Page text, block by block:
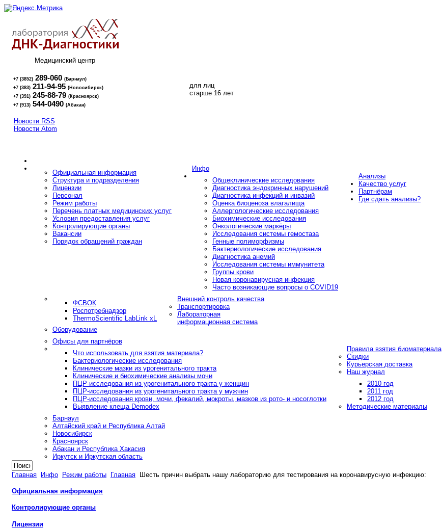
Медицинский центр
+7 (3852) 289-060 (Барнаул)
+7 (383) 211-94-95 (Новосибирск)
+7 (391) 245-88-79 (Красноярск)
+7 (913) 544-0490 (Абакан)
для лиц
старше 16 лет
Новости RSS
Новости Atom
Инфо
Официальная информация
Структура и подразделения
Лицензии
Персонал
Режим работы
Перечень платных медицинских услуг
Условия предоставления услуг
Контролирующие органы
Вакансии
Порядок обращений граждан
Анализы
Общеклинические исследования
Диагностика эндокринных нарушений
Диагностика инфекций и инвазий
Оценка биоценоза влагалища
Аллергологические исследования
Биохимические исследования
Онкологические маркёры
Исследования системы гемостаза
Генные полиморфизмы
Бактериологические исследования
Диагностика анемий
Исследования системы иммунитета
Группы крови
Новая коронавирусная инфекция
Часто возникающие вопросы о COVID19
Качество услуг
Внешний контроль качества
ФСВОК
Роспотребнадзор
ThermoScientific LabLink xL
Транспортировка
Лабораторная
информационная система
Оборудование
Партнёрам
Офисы для партнёров
Правила взятия биоматериала
Что использовать для взятия материала?
Бактериологические исследования
Клинические мазки из урогенитального тракта
Клинические и биохимические анализы мочи
ПЦР-исследования из урогенитального тракта у женщин
ПЦР-исследования из урогенитального тракта у мужчин
ПЦР-исследования крови, мочи, фекалий, мокроты, мазков из рото- и носоглотки
Выявление клеща Demodex
Скидки
Курьерская доставка
Наш журнал
2010 год
2011 год
2012 год
Методические материалы
Где сдать анализы?
Барнаул
Алтайский край и Республика Алтай
Новосибирск
Красноярск
Абакан и Республика Хакасия
Иркутск и Иркутская область
Главная Инфо Режим работы Главная Шесть причин выбрать нашу лабораторию для тестирования на коронавирусную инфекцию:
Официальная информация
Контролирующие органы
Лицензии